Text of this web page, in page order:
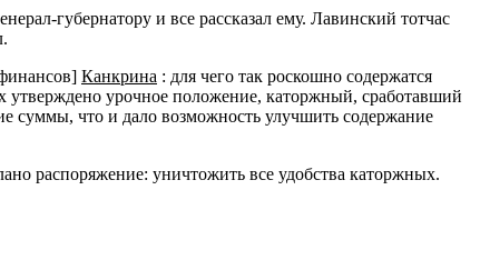
губернатору и все рассказал ему. Лавинский тотчас
Канкрина : для чего так роскошно содержатся
утверждено урочное положение, каторжный, сработавший
суммы, что и дало возможность улучшить содержание
распоряжение: уничтожить все удобства каторжных.